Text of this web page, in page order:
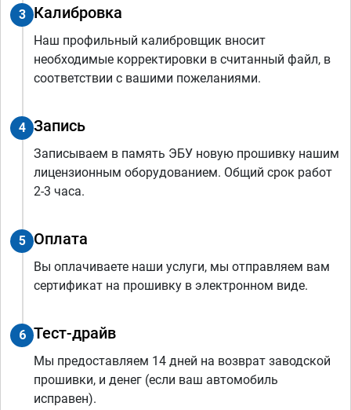
3 Калибровка
Наш профильный калибровщик вносит
необходимые корректировки в считанный файл, в
соответствии с вашими пожеланиями.
4 Запись
Записываем в память ЭБУ новую прошивку нашим
лицензионным оборудованием. Общий срок работ
2-3 часа.
5 Оплата
Вы оплачиваете наши услуги, мы отправляем вам
сертификат на прошивку в электронном виде.
6 Тест-драйв
Мы предоставляем 14 дней на возврат заводской
прошивки, и денег (если ваш автомобиль
исправен).